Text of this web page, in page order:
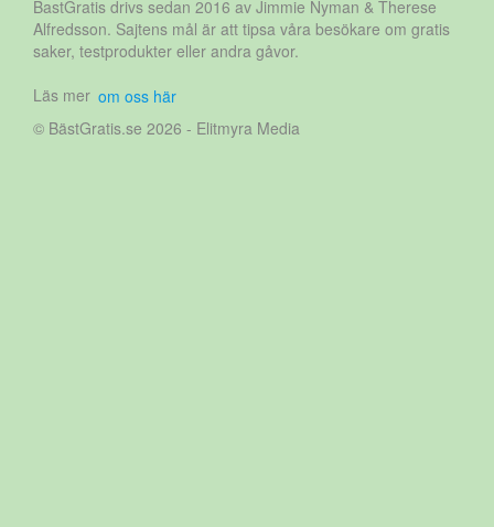
BastGratis drivs sedan 2016 av Jimmie Nyman & Therese
Alfredsson. Sajtens mål är att tipsa våra besökare om gratis
saker, testprodukter eller andra gåvor.
Läs mer om oss här
© BästGratis.se 2026 - Elitmyra Media